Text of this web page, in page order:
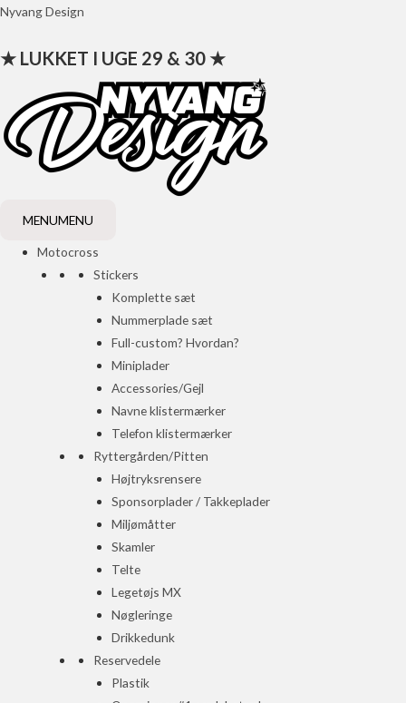
Gå
indholdet
Nyvang Design
★ LUKKET I UGE 29 & 30 ★
MENUMENU
Motocross
Stickers
Komplette sæt
Nummerplade sæt
Full-custom? Hvordan?
Miniplader
Accessories/Gejl
Navne klistermærker
Telefon klistermærker
Ryttergården/Pitten
Højtryksrensere
Sponsorplader / Takkeplader
Miljømåtter
Skamler
Telte
Legetøjs MX
Nøgleringe
Drikkedunk
Reservedele
Plastik